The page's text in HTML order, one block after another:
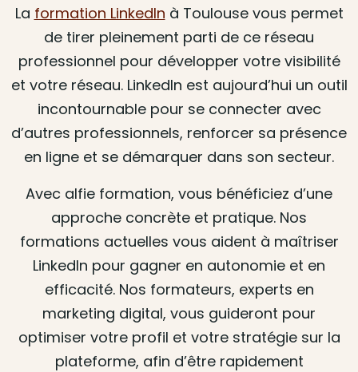
La formation LinkedIn à Toulouse vous permet
de tirer pleinement parti de ce réseau
professionnel pour développer votre visibilité
et votre réseau. LinkedIn est aujourd’hui un outil
incontournable pour se connecter avec
d’autres professionnels, renforcer sa présence
en ligne et se démarquer dans son secteur.
Avec alfie formation, vous bénéficiez d’une
approche concrète et pratique. Nos
formations actuelles vous aident à maîtriser
LinkedIn pour gagner en autonomie et en
efficacité. Nos formateurs, experts en
marketing digital, vous guideront pour
optimiser votre profil et votre stratégie sur la
plateforme, afin d’être rapidement